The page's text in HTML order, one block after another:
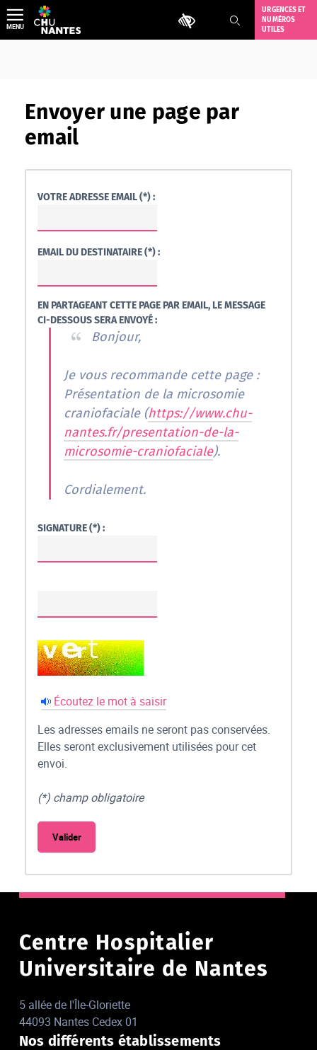
Aller
au
contenu
Outils d'accessibilité
URGENCES ET
NUMÉROS
UTILES
MENU
Envoyer une page par
email
VOTRE ADRESSE EMAIL (*) :
EMAIL DU DESTINATAIRE (*) :
EN PARTAGEANT CETTE PAGE PAR EMAIL, LE MESSAGE
CI-DESSOUS SERA ENVOYÉ :
Bonjour,
Je vous recommande cette page :
Présentation de la microsomie
craniofaciale (https://www.chu-
nantes.fr/presentation-de-la-
microsomie-craniofaciale).
Cordialement.
SIGNATURE (*) :
Écoutez le mot à saisir
Les adresses emails ne seront pas conservées.
Elles seront exclusivement utilisées pour cet
envoi.
(*) champ obligatoire
Centre Hospitalier
Universitaire de Nantes
5 allée de l'Île-Gloriette
44093 Nantes Cedex 01
Nos différents établissements